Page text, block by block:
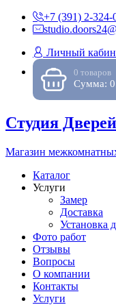
+7 (391) 2-324-
Личный
0 товаров
Сумма: 0
Студия Дверей
Магазин
Каталог
Услуги
Замер
Доставка
Установка
Фото работ
Отзывы
Вопросы
О компании
Контакты
Услуги